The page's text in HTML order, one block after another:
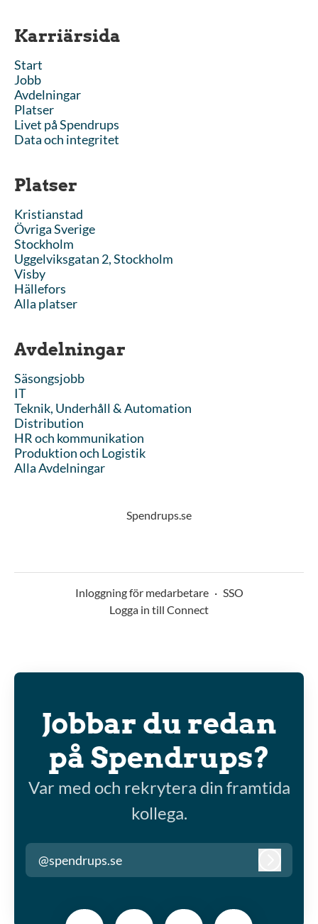
Karriärsida
Start
Jobb
Avdelningar
Platser
Livet på Spendrups
Data och integritet
Platser
Kristianstad
Övriga Sverige
Stockholm
Uggelviksgatan 2, Stockholm
Visby
Hällefors
Alla platser
Avdelningar
Säsongsjobb
IT
Teknik, Underhåll & Automation
Distribution
HR och kommunikation
Produktion och Logistik
Alla Avdelningar
Spendrups.se
Inloggning för medarbetare · SSO
Logga in till Connect
Jobbar du redan
på Spendrups?
Var med och rekrytera din framtida
kollega.
@spendrups.se